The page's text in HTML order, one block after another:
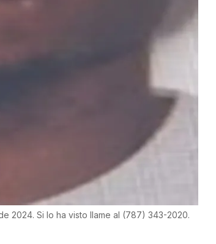
2024. Si lo ha visto llame al (787) 343-2020.